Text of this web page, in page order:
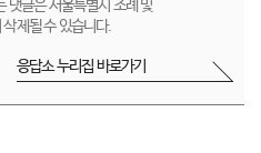
댓글은 서울특별시 조례 및
제될 수 있습니다.
응답소 누리집 바로가기